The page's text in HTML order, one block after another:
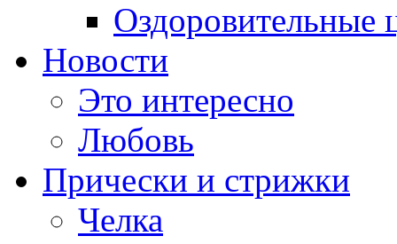
Оздоровительные
Новости
Это интересно
Любовь
Прически и стрижки
Челка